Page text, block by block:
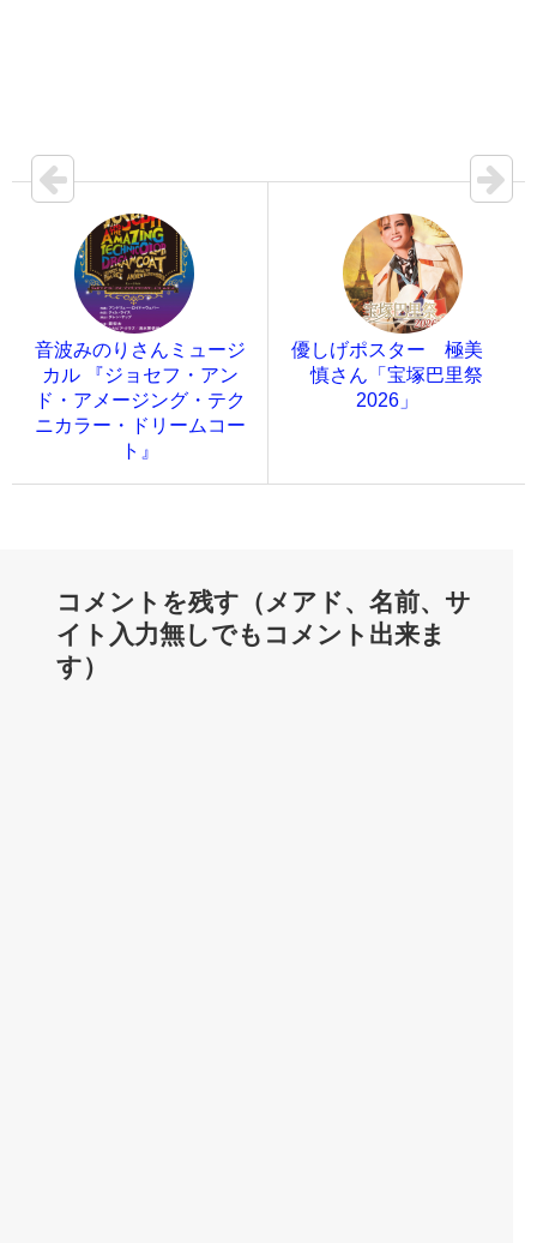
音波みのりさんミュージ
カル 『ジョセフ・アン
ド・アメージング・テク
ニカラー・ドリームコー
ト』
優しげポスター 極美
慎さん「宝塚巴里祭
2026」
コメントを残す（メアド、名前、サ
イト入力無しでもコメント出来ま
す）